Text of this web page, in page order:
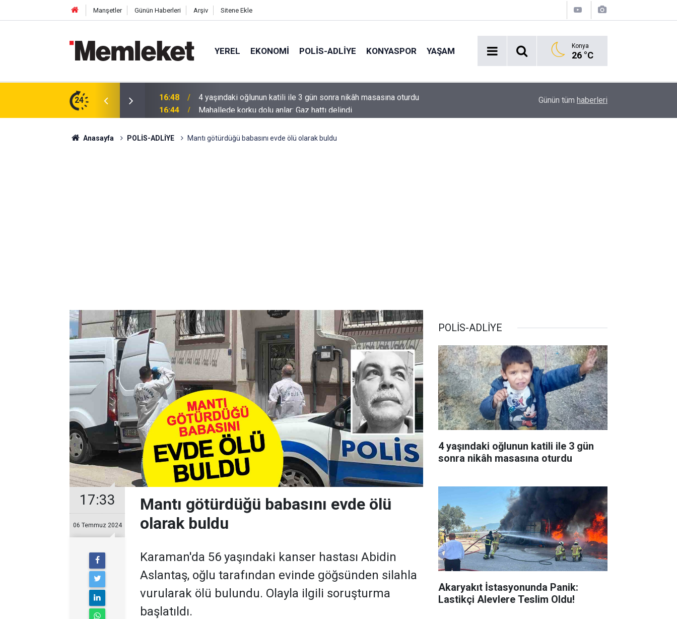
Manşetler Günün Haberleri Arşiv Sitene Ekle
YEREL EKONOMI POLİS-ADLİYE KONYASPOR YAŞAM Konya
26 °C
24
sonra nikâh masasına oturdu 16:44 Mahallede korku dolu anlar: Gaz hattı delindi Akaryakıt İstasyonunda Panik: Lastikçi
Günün tüm haberleri
Anasayfa POLİS-ADLİYE Mantı götürdüğü babasını evde ölü olarak buldu
17:33
06 Temmuz 2024
Mantı götürdüğü babasını evde ölü
olarak buldu
Karaman'da 56 yaşındaki kanser hastası Abidin
Aslantaş, oğlu tarafından evinde göğsünden silahla
vurularak ölü bulundu. Olayla ilgili soruşturma
başlatıldı.
POLİS-ADLİYE
4 yaşındaki oğlunun katili ile 3 gün
sonra nikâh masasına oturdu
Akaryakıt İstasyonunda Panik:
Lastikçi Alevlere Teslim Oldu!